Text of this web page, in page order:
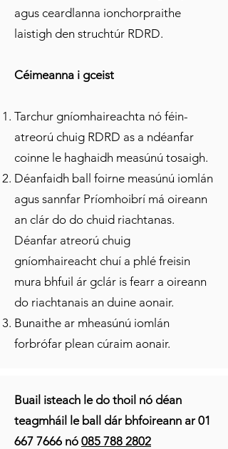
agus ceardlanna ionchorpraithe
laistigh den struchtúr RDRD.
Céimeanna i gceist
Tarchur gníomhaireachta nó féin-
atreorú chuig RDRD as a ndéanfar
coinne le haghaidh measúnú tosaigh.
Déanfaidh ball foirne measúnú iomlán
agus sannfar Príomhoibrí má oireann
an clár do do chuid riachtanas.
Déanfar atreorú chuig
gníomhaireacht chuí a phlé freisin
mura bhfuil ár gclár is fearr a oireann
do riachtanais an duine aonair.
Bunaithe ar mheasúnú iomlán
forbrófar plean cúraim aonair.
Buail isteach le do thoil nó déan
teagmháil le ball dár bhfoireann ar 01
667 7666 nó 085 788 2802